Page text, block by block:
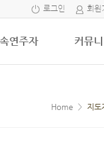
로그인 회원
연주자 커뮤니
Home > 지도